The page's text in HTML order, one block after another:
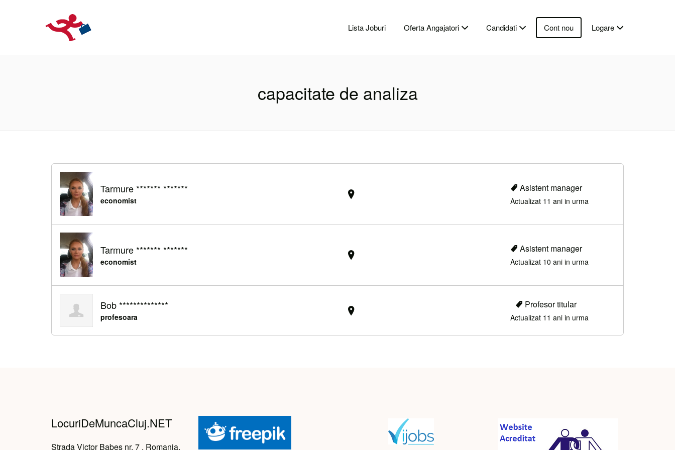
Lista Joburi Oferta Angajatori Candidati Cont nou Logare
capacitate de analiza
Tarmure ******* *******
economist
Asistent manager
Actualizat 11 ani in urma
Tarmure ******* *******
economist
Asistent manager
Actualizat 10 ani in urma
Bob **************
profesoara
Profesor titular
Actualizat 11 ani in urma
LocuriDeMuncaCluj.NET
Strada Victor Babeș nr. 7 , Romania,